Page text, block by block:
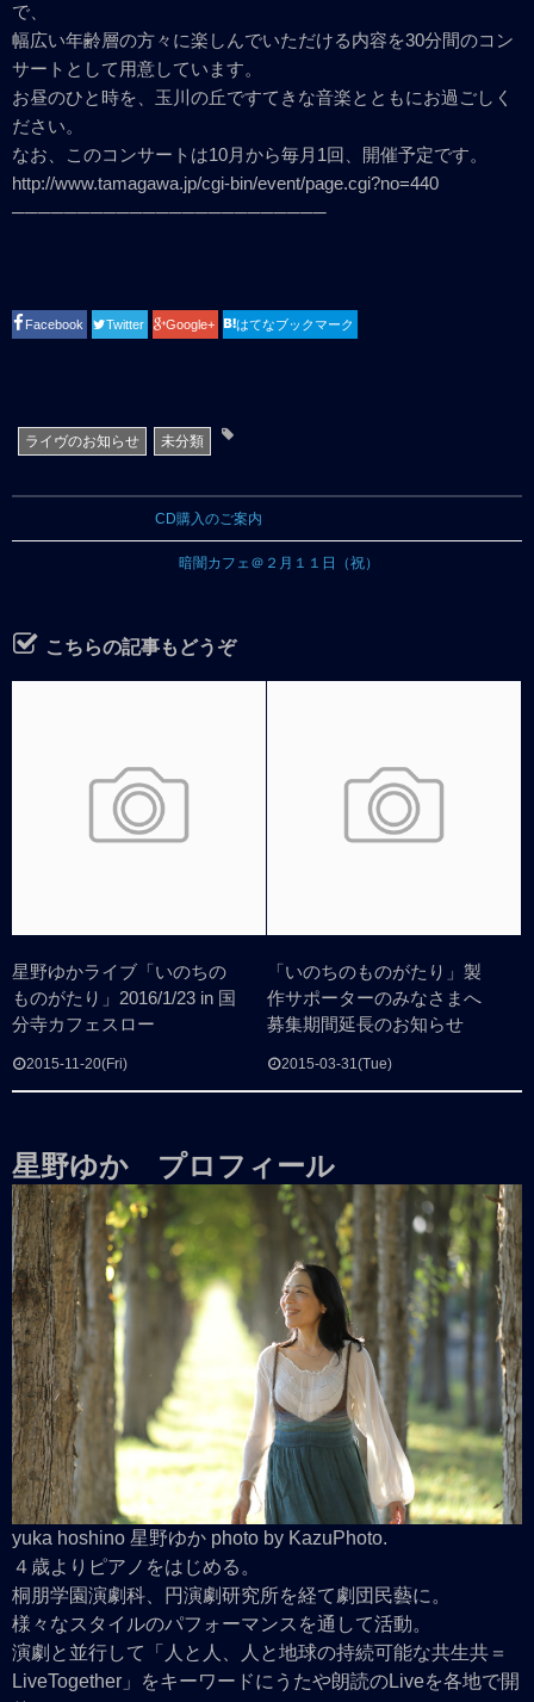
で、
幅広い年齢層の方々に楽しんでいただける内容を30分間のコン
サートとして用意しています。
お昼のひと時を、玉川の丘ですてきな音楽とともにお過ごしく
ださい。
なお、このコンサートは10月から毎月1回、開催予定です。
http://www.tamagawa.jp/cgi-bin/event/page.cgi?no=440
────────────────────────
Facebook Twitter Google+ はてなブックマーク
ライヴのお知らせ 未分類
CD購入のご案内
暗闇カフェ＠２月１１日（祝）
こちらの記事もどうぞ
星野ゆかライブ「いのちの
ものがたり」2016/1/23 in 国
分寺カフェスロー
2015-11-20(Fri)
「いのちのものがたり」製
作サポーターのみなさまへ
募集期間延長のお知らせ
2015-03-31(Tue)
星野ゆか プロフィール
yuka hoshino 星野ゆか photo by KazuPhoto.
４歳よりピアノをはじめる。
桐朋学園演劇科、円演劇研究所を経て劇団民藝に。
様々なスタイルのパフォーマンスを通して活動。
演劇と並行して「人と人、人と地球の持続可能な共生共＝
LiveTogether」をキーワードにうたや朗読のLiveを各地で開